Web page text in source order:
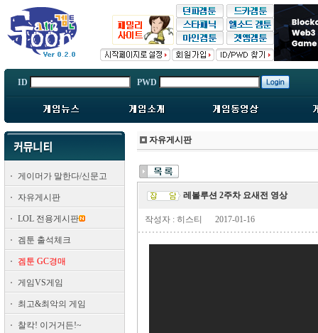
ID PWD
게이머가 말한다/신문고
자유게시판
LOL 전용게시판
겜툰 출석체크
겜툰 GC경매
게임VS게임
최고&최악의 게임
찰칵! 이거거든!~
자유게시판
레볼루션 2주차 요새전 영상
작성자 : 히스티 2017-01-16